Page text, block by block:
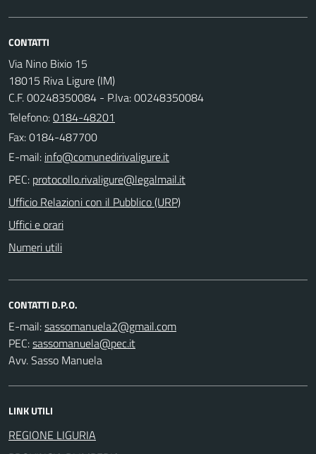
CONTATTI
Via Nino Bixio 15
18015 Riva Ligure (IM)
C.F. 00248350084 - P.Iva: 00248350084
Telefono:0184-48201
Fax: 0184-487700
E-mail:
PEC:
Ufficio Relazioni con il Pubblico (URP)
Uffici e orari
Numeri utili
CONTATTI D.P.O.
E-mail:
PEC:
Avv. Sasso Manuela
LINK UTILI
REGIONE LIGURIA